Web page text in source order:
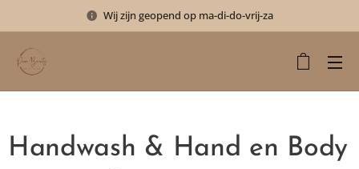
Wij zijn geopend op ma-di-do-vrij-za
Handwash & Hand en Body